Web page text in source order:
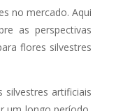
no mercado. Aqui
as perspectivas
flores silvestres
silvestres artificiais